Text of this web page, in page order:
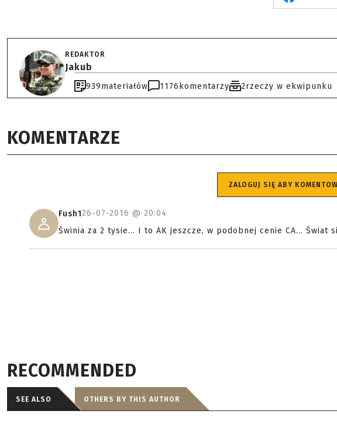
REDAKTOR
Jakub
939materiałów 1176 komentarzy 2rzeczy w ekwipunku
KOMENTARZE
ZALOGUJ SIĘ ABY
Fush126-07-2016 @ 20:04
Świnia za 2 tysie... I to AK jeszcze, w podobnej cenie CA... Świat
RECOMMENDED
SEE ALSO OTHERS BY THIS AUTHOR